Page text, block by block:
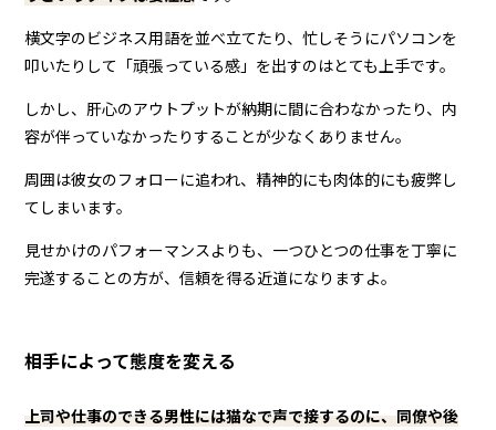
横文字のビジネス用語を並べ立てたり、忙しそうにパソコンを
叩いたりして「頑張っている感」を出すのはとても上手です。
しかし、肝心のアウトプットが納期に間に合わなかったり、内
容が伴っていなかったりすることが少なくありません。
周囲は彼女のフォローに追われ、精神的にも肉体的にも疲弊し
てしまいます。
見せかけのパフォーマンスよりも、一つひとつの仕事を丁寧に
完遂することの方が、信頼を得る近道になりますよ。
相手によって態度を変える
上司や仕事のできる男性には猫なで声で接するのに、同僚や後